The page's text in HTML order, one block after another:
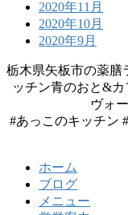
2020年11月
2020年10月
2020年9月
栃木県矢板市の薬膳
ッチン青のおと&カ
ヴォ
#あっこのキッチン
ホーム
ブログ
メニュー